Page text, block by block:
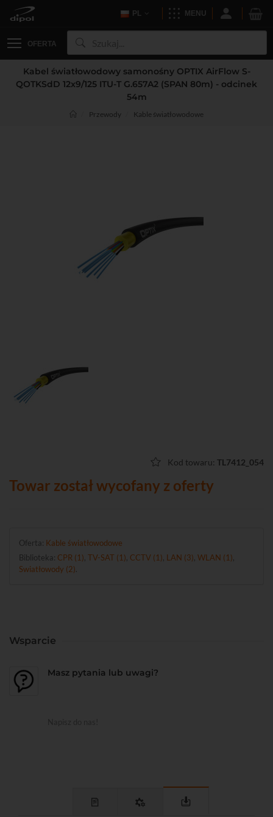
PL MENU
OFERTA
Kabel światłowodowy samonośny OPTIX AirFlow S-
QOTKSdD 12x9/125 ITU-T G.657A2 (SPAN 80m) - odcinek
54m
Przewody Kable światłowodowe
Kod towaru: TL7412_054
Towar został wycofany z oferty
Oferta: Kable światłowodowe
Biblioteka: CPR (1) TV-SAT (1) CCTV (1) LAN (3) WLAN (1)
Swiatłowody (2)
Wsparcie
Masz pytania lub uwagi?